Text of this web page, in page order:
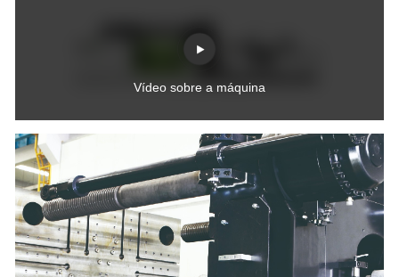
Para
Indústria
Máquina
de
moldagem
por
injeção
de
duas
Vídeo sobre a máquina